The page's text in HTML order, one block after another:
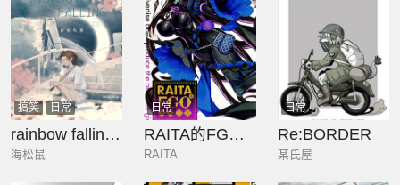
搞笑 日常
rainbow falling彩虹墜落
海松鼠
日常
RAITA的FGO塗鴉書
RAITA
日常
Re:BORDER
某氏屋